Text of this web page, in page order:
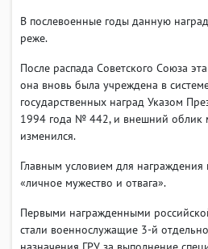
В послевоенные годы данную
реже.
После распада Советского Союза
она вновь была учреждена в
государственных наград Указом
1994 года № 442, и внешний облик
изменился.
Главным условием для награждения
«личное мужество и отвага».
Первыми награжденными
стали военнослужащие 3-й